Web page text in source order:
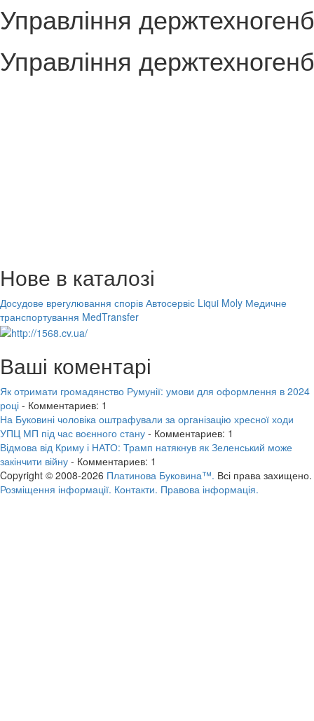
Управління
Управління
Нове в каталозі
Досудове врегулювання спорів Автосервіс Liqui Moly Медичне
транспортування MedTransfer
Ваші коментарі
Як отримати громадянство Румунії: умови для оформлення в 2024
році - Комментариев: 1
На Буковині чоловіка оштрафували за організацію хресної ходи
УПЦ МП під час воєнного стану - Комментариев: 1
Відмова від Криму і НАТО: Трамп натякнув як Зеленський може
закінчити війну - Комментариев: 1
Copyright © 2008-2026 Платинова Буковина™. Всі права захищено.
Розміщення інформації. Контакти. Правова інформація.